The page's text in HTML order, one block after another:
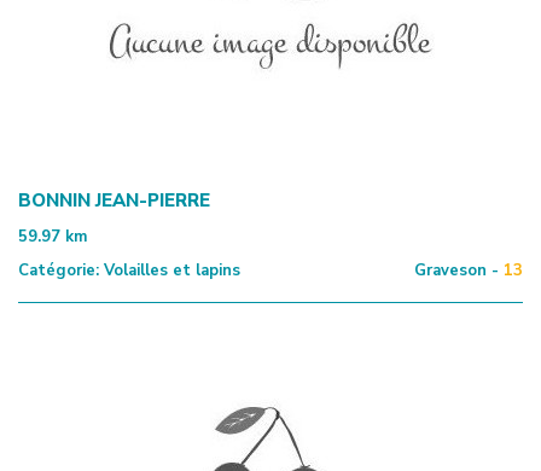
BONNIN JEAN-PIERRE
59.97 km
Catégorie: Volailles et lapins Graveson - 13